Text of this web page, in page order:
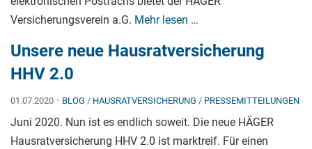
Versicherungsverein a.G. Mehr lesen …
Unsere neue Hausratversicherung
HHV 2.0
01.07.2020 · BLOG / HAUSRATVERSICHERUNG / PRESSEMITTEILUNGEN
Juni 2020. Nun ist es endlich soweit. Die neue HÄGER
Hausratversicherung HHV 2.0 ist marktreif. Für einen